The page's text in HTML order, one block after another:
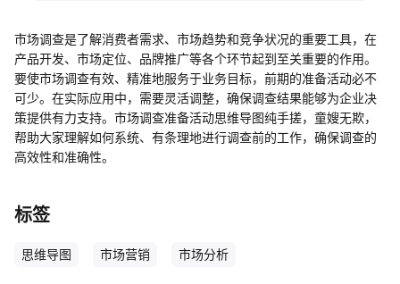
市场调查是了解消费者需求、市场趋势和竞争状况的重要工具，在
产品开发、市场定位、品牌推广等各个环节起到至关重要的作用。
要使市场调查有效、精准地服务于业务目标，前期的准备活动必不
可少。在实际应用中，需要灵活调整，确保调查结果能够为企业决
策提供有力支持。市场调查准备活动思维导图纯手搓，童嫂无欺，
帮助大家理解如何系统、有条理地进行调查前的工作，确保调查的
高效性和准确性。
标签
思维导图 市场营销 市场分析